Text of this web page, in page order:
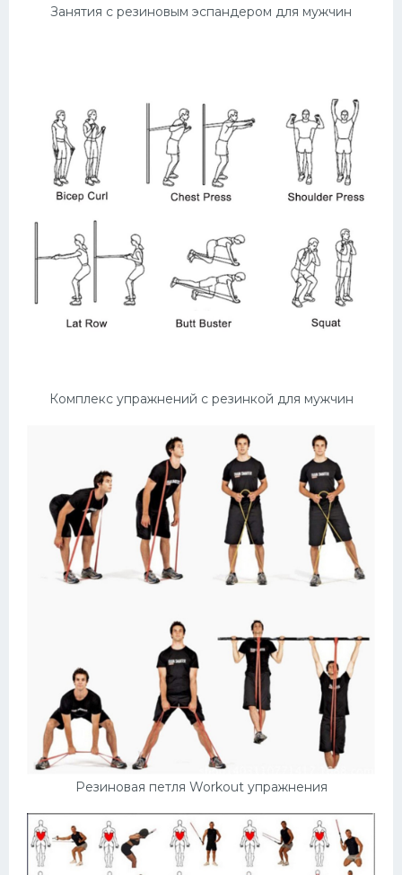
Занятия с резиновым эспандером для мужчин
Комплекс упражнений с резинкой для мужчин
Резиновая петля Workout упражнения